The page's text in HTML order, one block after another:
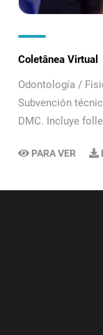
Coletânea Virtual
Odontología /
Subvención
DMC. Incluye
PARA VER